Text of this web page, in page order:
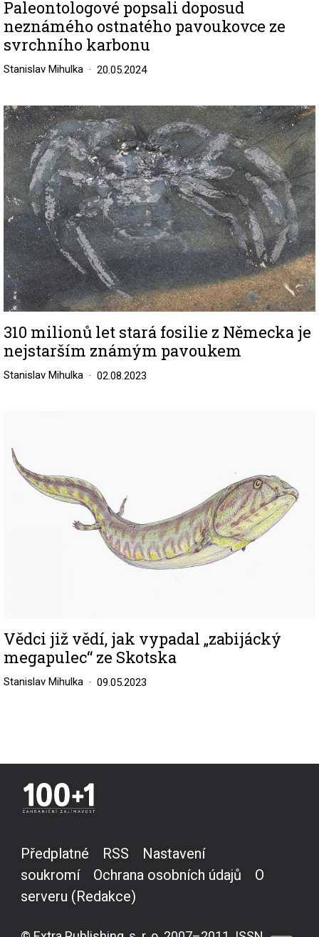
Paleontologové popsali doposud
neznámého ostnatého pavoukovce ze
svrchního karbonu
Stanislav Mihulka 20.05.2024
Image
310 milionů let stará fosilie z Německa je
nejstarším známým pavoukem
Stanislav Mihulka 02.08.2023
Vědci již vědí, jak vypadal „zabijácký
megapulec“ ze Skotska
Stanislav Mihulka 09.05.2023
Předplatné RSS
Nastavení
soukromí
Ochrana osobních údajů
O
serveru (Redakce)